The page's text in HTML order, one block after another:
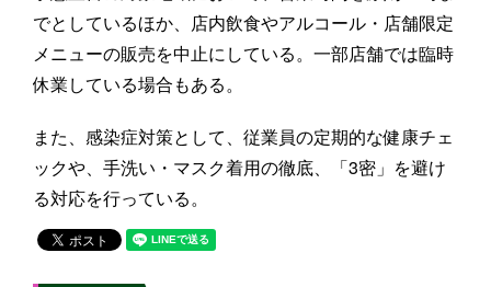
でとしているほか、店内飲食やアルコール・店舗限定
メニューの販売を中止にしている。一部店舗では臨時
休業している場合もある。
また、感染症対策として、従業員の定期的な健康チェ
ックや、手洗い・マスク着用の徹底、「3密」を避け
る対応を行っている。